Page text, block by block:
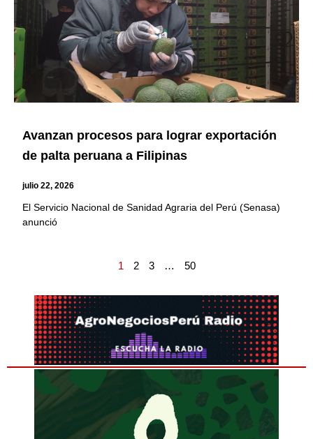
Avanzan procesos para lograr exportación
de palta peruana a Filipinas
julio 22, 2026
El Servicio Nacional de Sanidad Agraria del Perú (Senasa)
anunció
1 2 3 … 50